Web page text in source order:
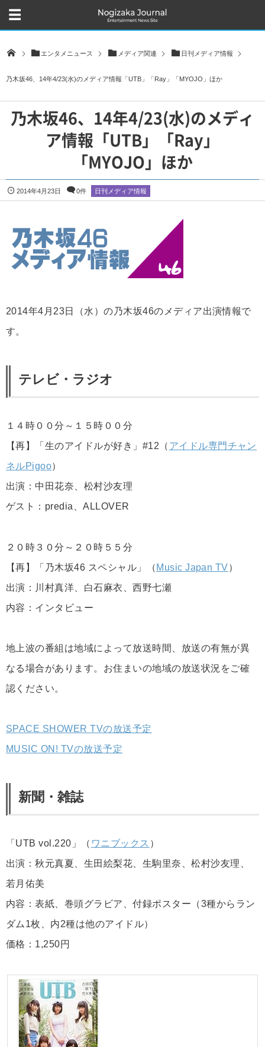
エンタメニュース メディア関連 日刊メディア情報
乃木坂46、14年4/23(水)のメディア情報「UTB」「Ray」「MYOJO」ほか
乃木坂46、14年4/23(水)のメディ
ア情報「UTB」「Ray」
「MYOJO」ほか
2014年4月23日 0件 日刊メディア情報
2014年4月23日（水）の乃木坂46のメディア出演情報で
す。
テレビ・ラジオ
１４時００分～１５時００分
【再】「生のアイドルが好き」#12（ アイドル専門チャン
ネルPigoo）
出演：中田花奈、松村沙友理
ゲスト：predia、ALLOVER
２０時３０分～２０時５５分
【再】「乃木坂46 スペシャル」（ Music Japan TV）
出演：川村真洋、白石麻衣、西野七瀬
内容：インタビュー
地上波の番組は地域によって放送時間、放送の有無が異
なる場合があります。お住まいの地域の放送状況をご確
認ください。
SPACE SHOWER TVの放送予定
MUSIC ON! TVの放送予定
新聞・雑誌
「UTB vol.220」（ ワニブックス ）
出演：秋元真夏、生田絵梨花、生駒里奈、松村沙友理、
若月佑美
内容：表紙、巻頭グラビア、付録ポスター（3種からラン
ダム1枚、内2種は他のアイドル）
価格：1,250円